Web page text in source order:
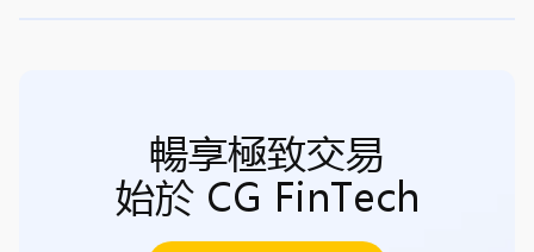
暢享極致交易
始於 CG FinTech